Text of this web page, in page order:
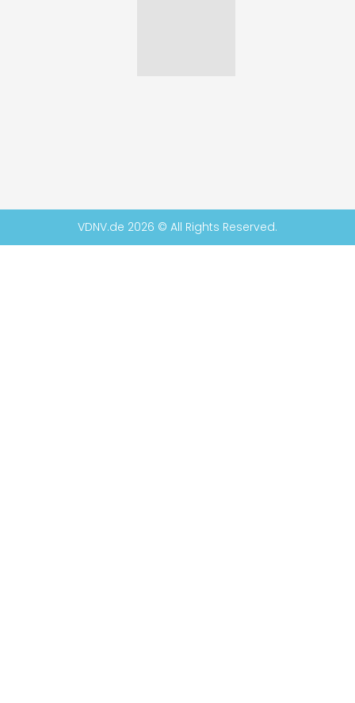
VDNV.de 2026 © All Rights Reserved.